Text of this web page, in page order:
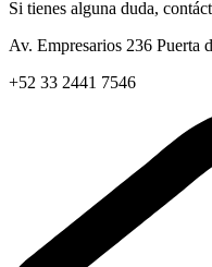
Si tienes alguna duda,
Av. Empresarios 236 Puerta
+52 33 2441 7546